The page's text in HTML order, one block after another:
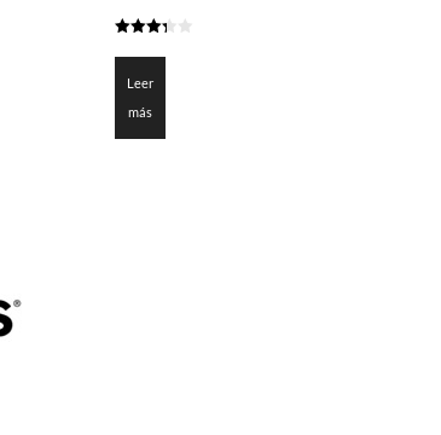
de 5
Leer
más